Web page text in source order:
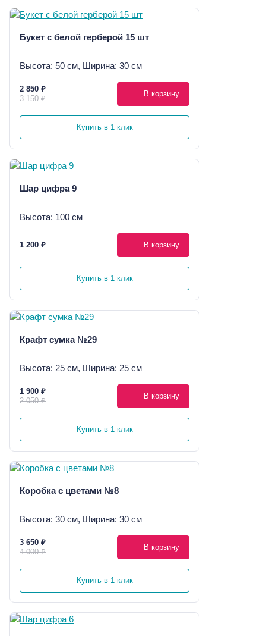
Букет с белой герберой 15 шт
Высота: 50 см, Ширина: 30 см
2 850 ₽
3 150 ₽
В корзину
Купить в 1 клик
Шар цифра 9
Высота: 100 см
1 200 ₽ В корзину
Купить в 1 клик
Крафт сумка №29
Высота: 25 см, Ширина: 25 см
1 900 ₽
2 050 ₽
В корзину
Купить в 1 клик
Коробка с цветами №8
Высота: 30 см, Ширина: 30 см
3 650 ₽
4 000 ₽
В корзину
Купить в 1 клик